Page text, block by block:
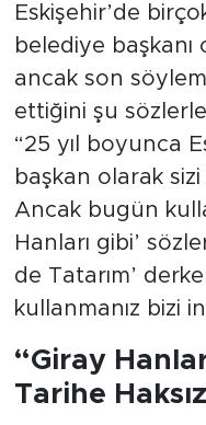
Eskişehir’de
belediye başkanı
ancak son
ettiğini şu
“25 yıl boyunca
başkan olarak sizi
Ancak bugün
Hanları gibi’
de Tatarım’
kullanmanız bizi
“Giray
Tarihe